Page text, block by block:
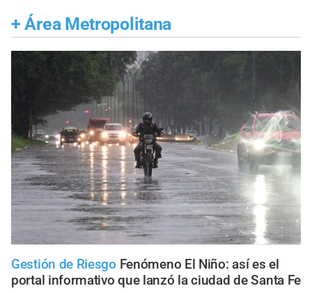
+ Área Metropolitana
Gestión de Riesgo Fenómeno El Niño: así es el
portal informativo que lanzó la ciudad de Santa Fe